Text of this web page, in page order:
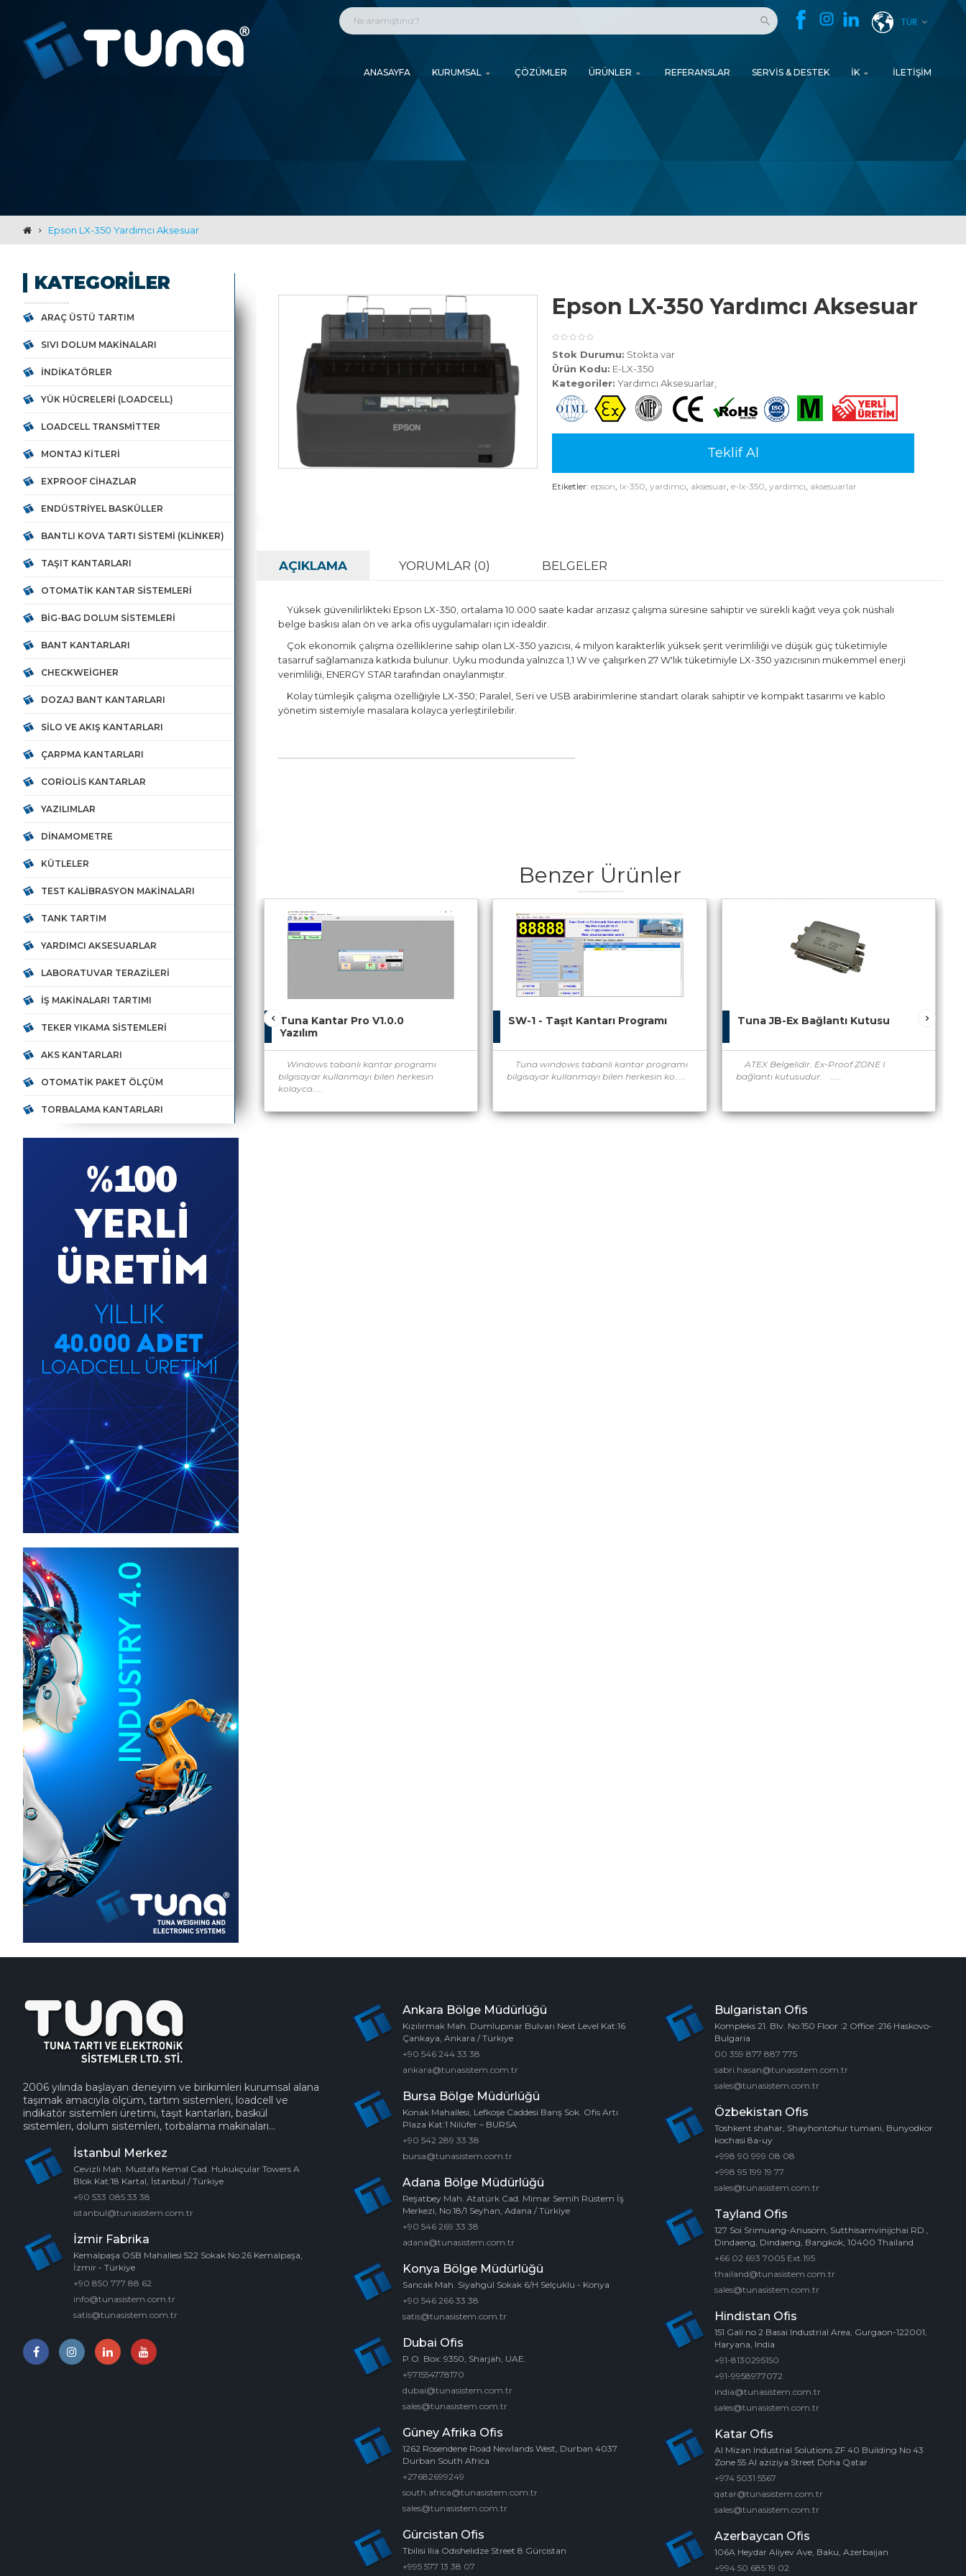
TÜR
ANASAYFA KURUMSAL ÇÖZÜMLER ÜRÜNLER REFERANSLAR SERVIS & DESTEK İK İLETIŞIM
Epson LX-350 Yardımcı Aksesuar
KATEGORILER
ARAÇ ÜSTÜ TARTIM
SIVI DOLUM MAKINALARI
İNDIKATÖRLER
YÜK HÜCRELERI (LOADCELL)
LOADCELL TRANSMITTER
MONTAJ KITLERI
EXPROOF CIHAZLAR
ENDÜSTRIYEL BASKÜLLER
BANTLI KOVA TARTI SISTEMI (KLINKER)
TAŞIT KANTARLARI
OTOMATIK KANTAR SISTEMLERI
BIG-BAG DOLUM SISTEMLERI
BANT KANTARLARI
CHECKWEIGHER
DOZAJ BANT KANTARLARI
SILO VE AKIŞ KANTARLARI
ÇARPMA KANTARLARI
CORIOLIS KANTARLAR
YAZILIMLAR
DINAMOMETRE
KÜTLELER
TEST KALIBRASYON MAKINALARI
TANK TARTIM
YARDIMCI AKSESUARLAR
LABORATUVAR TERAZILERI
İŞ MAKINALARI TARTIMI
TEKER YIKAMA SISTEMLERI
AKS KANTARLARI
OTOMATIK PAKET ÖLÇÜM
TORBALAMA KANTARLARI
Epson LX-350 Yardımcı Aksesuar
Stok Durumu: Stokta var
Ürün Kodu: E-LX-350
Kategoriler: Yardımcı Aksesuarlar
Teklif Al
Etiketler:epson, lx-350,yardımcı, aksesuar,e-lx-350,yardımcı, aksesuarlar
AÇIKLAMA YORUMLAR (0) BELGELER
Yüksek güvenilirlikteki Epson LX-350, ortalama 10.000 saate kadar arızasız çalışma süresine sahiptir ve sürekli kağıt veya çok nüshalı
belge baskısı alan ön ve arka ofis uygulamaları için idealdir.
Çok ekonomik çalışma özelliklerine sahip olan LX-350 yazıcısı, 4 milyon karakterlik yüksek şerit verimliliği ve düşük güç tüketimiyle
tasarruf sağlamanıza katkıda bulunur. Uyku modunda yalnızca 1,1 W ve çalışırken 27 W'lık tüketimiyle LX-350 yazıcısının mükemmel enerji
verimliliği, ENERGY STAR tarafından onaylanmıştır.
Kolay tümleşik çalışma özelliğiyle LX-350; Paralel, Seri ve USB arabirimlerine standart olarak sahiptir ve kompakt tasarımı ve kablo
yönetim sistemiyle masalara kolayca yerleştirilebilir.
Benzer Ürünler
Tuna Kantar Pro V1.0.0
Yazılım
Windows tabanlı kantar programı
bilgisayar kullanmayı bilen herkesin
kolayca.....
SW-1 - Taşıt Kantarı Programı
Tuna windows tabanlı kantar programı
bilgisayar kullanmayı bilen herkesin ko.....
Tuna JB-Ex Bağlantı Kutusu
ATEX Belgelidir. Ex-Proof ZONE I
bağlantı kutusudur. .....
2006 yılında başlayan deneyim ve birikimleri kurumsal alana
taşımak amacıyla ölçüm, tartım sistemleri, loadcell ve
indikatör sistemleri üretimi, taşıt kantarları, baskül
sistemleri, dolum sistemleri, torbalama makinaları...
İstanbul Merkez
Cevizli Mah. Mustafa Kemal Cad. Hukukçular Towers A
Blok Kat:18 Kartal, İstanbul / Türkiye
+90 533 085 33 38
istanbul@tunasistem.com.tr
İzmir Fabrika
Kemalpaşa OSB Mahallesi 522 Sokak No:26 Kemalpaşa,
İzmir - Türkiye
+90 850 777 88 62
info@tunasistem.com.tr
satis@tunasistem.com.tr
Ankara Bölge Müdürlüğü
Kızılırmak Mah. Dumlupınar Bulvarı Next Level Kat:16
Çankaya, Ankara / Türkiye
+90 546 244 33 38
ankara@tunasistem.com.tr
Bursa Bölge Müdürlüğü
Konak Mahallesi, Lefkoşe Caddesi Barış Sok. Ofis Artı
Plaza Kat:1 Nilüfer – BURSA
+90 542 289 33 38
bursa@tunasistem.com.tr
Adana Bölge Müdürlüğü
Reşatbey Mah. Atatürk Cad. Mimar Semih Rüstem İş
Merkezi, No:18/1 Seyhan, Adana / Türkiye
+90 546 269 33 38
adana@tunasistem.com.tr
Konya Bölge Müdürlüğü
Sancak Mah. Siyahgül Sokak 6/H Selçuklu - Konya
+90 546 266 33 38
satis@tunasistem.com.tr
Dubai Ofis
P.O. Box: 9350, Sharjah, UAE.
+971554778170
dubai@tunasistem.com.tr
sales@tunasistem.com.tr
Güney Afrika Ofis
1262 Rosendene Road Newlands West, Durban 4037
Durban South Africa
+27682699249
south.africa@tunasistem.com.tr
sales@tunasistem.com.tr
Gürcistan Ofis
Tbilisi Ilia Odıshelıdze Street 8 Gürcistan
+995 577 13 38 07
Bulgaristan Ofis
Kompleks 21. Blv. No:150 Floor :2 Office :216 Haskovo-
Bulgaria
00 359 877 887 775
sabri.hasan@tunasistem.com.tr
sales@tunasistem.com.tr
Özbekistan Ofis
Toshkent shahar, Shayhontohur tumani, Bunyodkor
kochasi 8a-uy
+998 90 999 08 08
+998 95 199 19 77
sales@tunasistem.com.tr
Tayland Ofis
127 Soi Srimuang-Anusorn, Sutthisarnvinijchai RD.,
Dindaeng, Dindaeng, Bangkok, 10400 Thailand
+66 02 693 7005 Ext.195
thailand@tunasistem.com.tr
sales@tunasistem.com.tr
Hindistan Ofis
151 Gali no 2 Basai Industrial Area, Gurgaon-122001,
Haryana, India
+91-8130295150
+91-9958977072
india@tunasistem.com.tr
sales@tunasistem.com.tr
Katar Ofis
Al Mizan Industrial Solutions ZF 40 Building No 43
Zone 55 Al aziziya Street Doha Qatar
+974 5031 5567
qatar@tunasistem.com.tr
sales@tunasistem.com.tr
Azerbaycan Ofis
106A Heydar Aliyev Ave, Baku, Azerbaijan
+994 50 685 19 02